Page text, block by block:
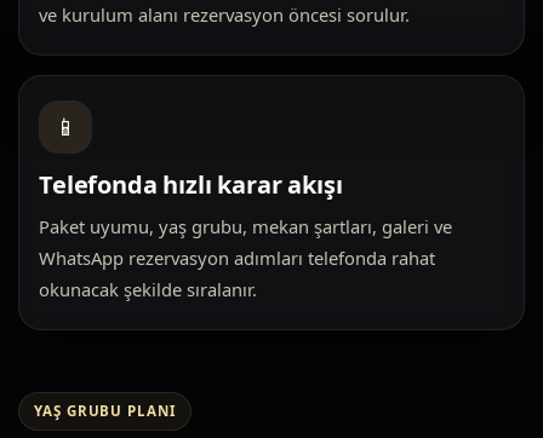
ve kurulum alanı rezervasyon öncesi sorulur.
📱
Telefonda hızlı karar akışı
Paket uyumu, yaş grubu, mekan şartları, galeri ve
WhatsApp rezervasyon adımları telefonda rahat
okunacak şekilde sıralanır.
YAŞ GRUBU PLANI